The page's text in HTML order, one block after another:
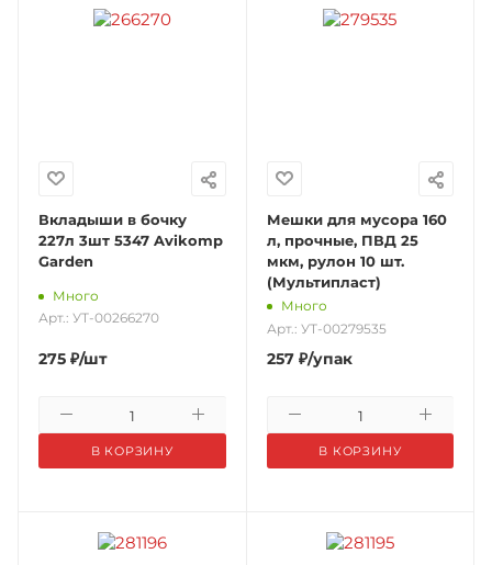
Вкладыши в бочку
227л 3шт 5347 Avikomp
Garden
Много
Арт.: УТ-00266270
275 ₽/шт
В КОРЗИНУ
Мешки для мусора 160
л, прочные, ПВД 25
мкм, рулон 10 шт.
(Мультипласт)
Много
Арт.: УТ-00279535
257₽/упак
В КОРЗИНУ